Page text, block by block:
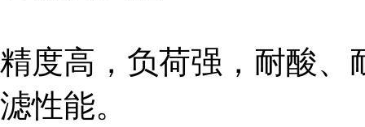
精度高，负荷强，耐酸、
滤性能。